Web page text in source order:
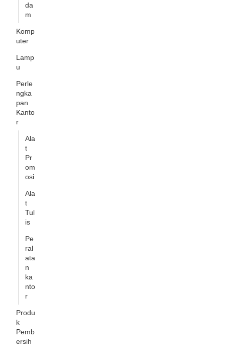
da
m
Komp
uter
Lamp
u
Perle
ngka
pan
Kanto
r
Ala
t
Pr
om
osi
Ala
t
Tul
is
Pe
ral
ata
n
ka
nto
r
Produ
k
Pemb
ersih